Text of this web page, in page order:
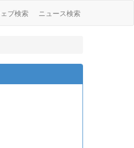
ブ検索 ニュース検索